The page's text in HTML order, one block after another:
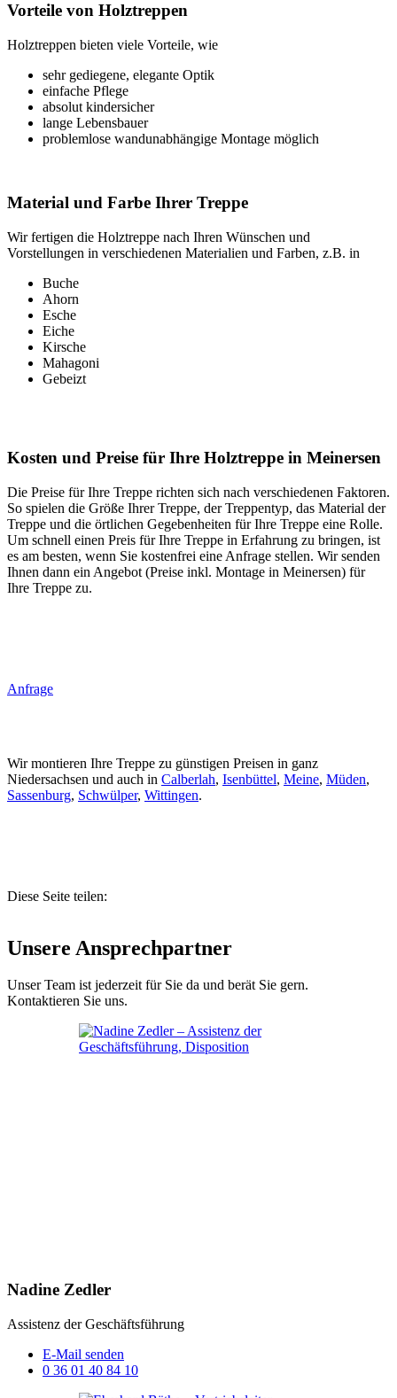
Vorteile von Holztreppen
Holztreppen bieten viele Vorteile, wie
sehr gediegene, elegante Optik
einfache Pflege
absolut kindersicher
lange Lebensbauer
problemlose wandunabhängige Montage möglich
Material und Farbe Ihrer Treppe
Wir fertigen die Holztreppe nach Ihren Wünschen und
Vorstellungen in verschiedenen Materialien und Farben, z.B. in
Buche
Ahorn
Esche
Eiche
Kirsche
Mahagoni
Gebeizt
Kosten und Preise für Ihre Holztreppe in Meinersen
Die Preise für Ihre Treppe richten sich nach verschiedenen Faktoren.
So spielen die Größe Ihrer Treppe, der Treppentyp, das Material der
Treppe und die örtlichen Gegebenheiten für Ihre Treppe eine Rolle.
Um schnell einen Preis für Ihre Treppe in Erfahrung zu bringen, ist
es am besten, wenn Sie kostenfrei eine Anfrage stellen. Wir senden
Ihnen dann ein Angebot (Preise inkl. Montage in Meinersen) für
Ihre Treppe zu.
Anfrage
Wir montieren Ihre Treppe zu günstigen Preisen in ganz
Niedersachsen und auch in Calberlah, Isenbüttel, Meine, Müden,
Sassenburg, Schwülper, Wittingen.
Diese Seite teilen:
Unsere Ansprechpartner
Unser Team ist jederzeit für Sie da und berät Sie gern.
Kontaktieren Sie uns.
Nadine Zedler
Assistenz der Geschäftsführung
E-Mail senden
0 36 01 40 84 10